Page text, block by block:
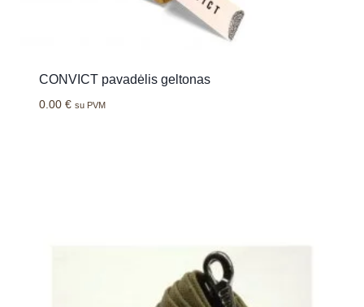
CONVICT pavadėlis geltonas
0.00 € su PVM